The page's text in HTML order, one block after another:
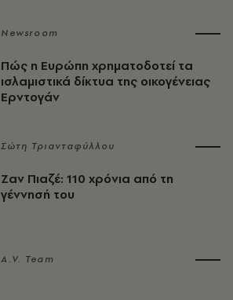
Newsroom
Πώς η Ευρώπη χρηματοδοτεί τα
ισλαμιστικά δίκτυα της οικογένειας
Ερντογάν
Σώτη Τριανταφύλλου
Ζαν Πιαζέ: 110 χρόνια από τη
γέννησή του
A.V. Team